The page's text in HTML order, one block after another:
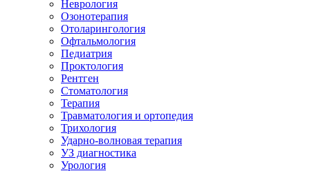
Неврология
Озонотерапия
Отоларингология
Офтальмология
Педиатрия
Проктология
Рентген
Стоматология
Терапия
Травматология и ортопедия
Трихология
Ударно-волновая терапия
УЗ диагностика
Урология